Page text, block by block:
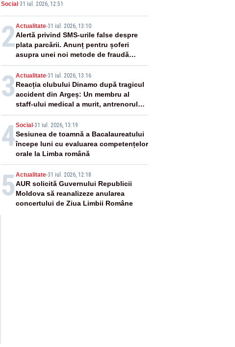
meteorologi
Social ·31 iul. 2026, 12:51
2Actualitate-31 iul. 2026, 13:10
Alertă privind SMS-urile false despre
plata parcării. Anunț pentru șoferi
asupra unei noi metode de fraudă
online
3 Actualitate-31 iul. 2026, 13:16
Reacția clubului Dinamo după tragicul
accident din Argeș: Un membru al
staff-ului medical a murit, antrenorul
Adrian Ropotan este în spital
4Social -31 iul. 2026, 13:19
Sesiunea de toamnă a Bacalaureatului
începe luni cu evaluarea competențelor
orale la Limba română
5 Actualitate-31 iul. 2026, 12:18
AUR solicită Guvernului Republicii
Moldova să reanalizeze anularea
concertului de Ziua Limbii Române